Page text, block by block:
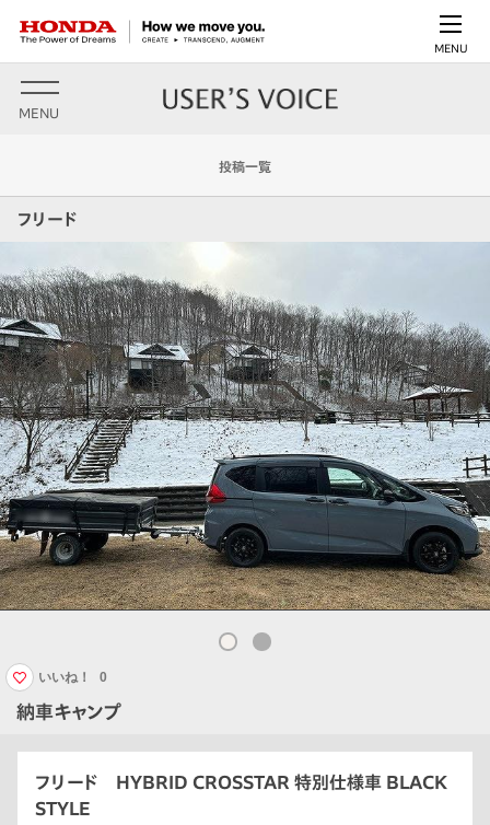
MENU
MENU
投稿一覧
フリード
納車キャンプ
いいね！ 0
フリード HYBRID CROSSTAR 特別仕様車 BLACK
STYLE